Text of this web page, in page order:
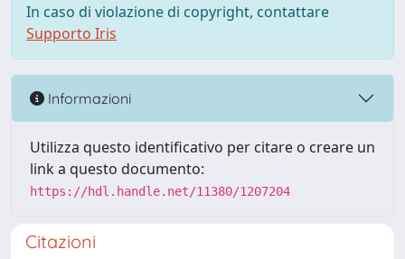
In caso di violazione di copyright, contattare
Supporto Iris
Informazioni
Utilizza questo identificativo per citare o creare un
link a questo documento:
https://hdl.handle.net/11380/1207204
Citazioni